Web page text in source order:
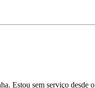
Estou sem serviço